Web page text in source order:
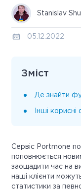
Stanislav
05.12.2022
Зміст
Де знайти
Інші
Сервіс Portmone
поповнюється
заощадити час на
наші клієнти
статистики за